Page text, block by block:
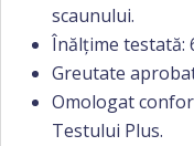
scaunului.
Înălțime testată:
Greutate
Omologat
Testului Plus.